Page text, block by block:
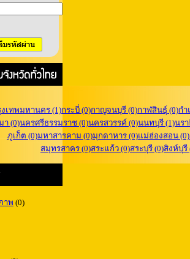
งเทพมหานคร (1)กระบี่ (0)กาญจนบุรี (0)กาฬสินธุ์ (0)กำ
า (0)นครศรีธรรมราช (0)นครสวรรค์ (0)นนทบุรี (1)นรา
ภูเก็ต (0)มหาสารคาม (0)มุกดาหาร (0)แม่ฮ่องสอน (0)
สมุทรสาคร (0)สระแก้ว (0)สระบุรี (0)สิงห์บุรี
าพ (0)